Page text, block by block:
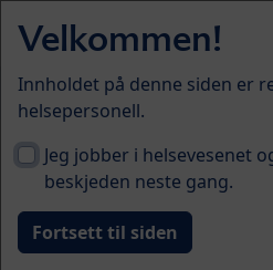
Menü
Ernæring
Velkommen!
Innholdet på denne siden er
helsepersonell.
Jeg jobber i helsevesenet
beskjeden neste gang.